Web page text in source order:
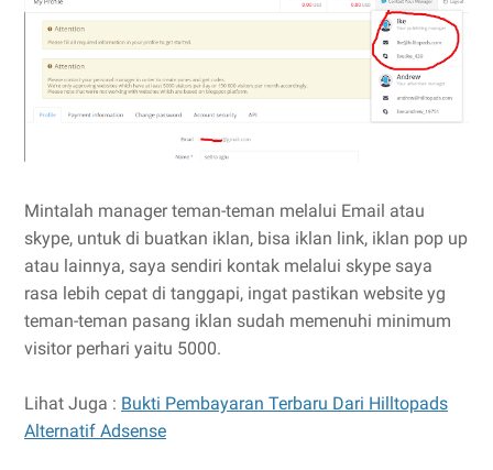
Mintalah manager teman-teman melalui Email atau
skype, untuk di buatkan iklan, bisa iklan link, iklan pop up
atau lainnya, saya sendiri kontak melalui skype saya
rasa lebih cepat di tanggapi, ingat pastikan website yg
teman-teman pasang iklan sudah memenuhi minimum
visitor perhari yaitu 5000.
Lihat Juga : Bukti Pembayaran Terbaru Dari Hilltopads
Alternatif Adsense